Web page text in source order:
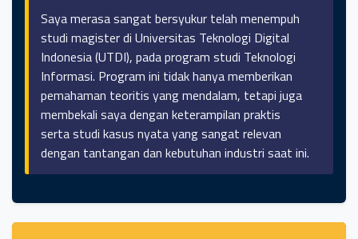
Saya merasa sangat bersyukur telah menempuh
studi magister di Universitas Teknologi Digital
Indonesia (UTDI), pada program studi Teknologi
Informasi. Program ini tidak hanya memberikan
pemahaman teoritis yang mendalam, tetapi juga
membekali saya dengan keterampilan praktis
serta studi kasus nyata yang sangat relevan
dengan tantangan dan kebutuhan industri saat ini.